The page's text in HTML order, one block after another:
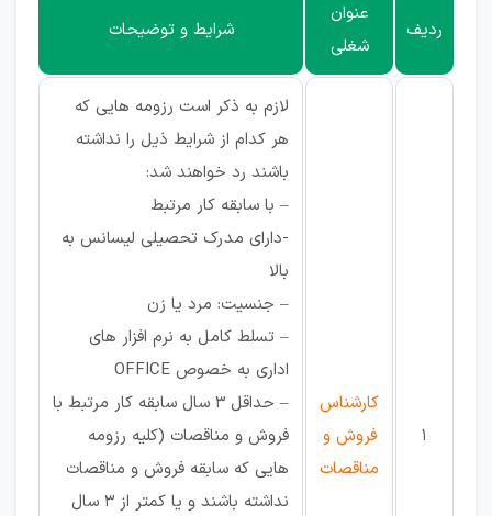
ردیف
عنوان
شغلی
شرایط و توضیحات
1
کارشناس
فروش و
مناقصات
لازم به ذکر است رزومه هایی که
هر کدام از شرایط ذیل را نداشته
باشند رد خواهند شد:
– با سابقه کار مرتبط
-دارای مدرک تحصیلی لیسانس به
بالا
– جنسیت: مرد یا زن
– تسلط کامل به نرم افزار های
اداری به خصوص OFFICE
– حداقل 3 سال سابقه کار مرتبط با
فروش و مناقصات (کلیه رزومه
هایی که سابقه فروش و مناقصات
نداشته باشند و یا کمتر از 3 سال